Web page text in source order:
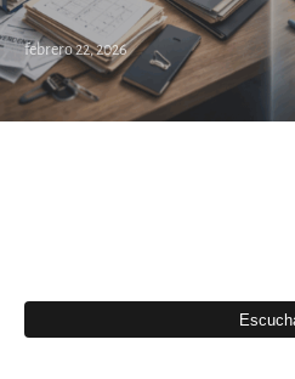
febrero 22, 2026